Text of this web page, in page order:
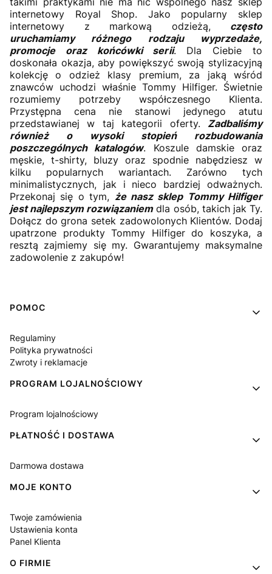
internetowy Royal Shop. Jako popularny sklep
internetowy z markową odzieżą, często
uruchamiamy różnego rodzaju wyprzedaże,
promocje oraz końcówki serii. Dla Ciebie to
doskonała okazja, aby powiększyć swoją stylizacyjną
kolekcję o odzież klasy premium, za jaką wśród
znawców uchodzi właśnie Tommy Hilfiger. Świetnie
rozumiemy potrzeby współczesnego Klienta.
Przystępna cena nie stanowi jedynego atutu
przedstawianej w taj kategorii oferty. Zadbaliśmy
również o wysoki stopień rozbudowania
poszczególnych katalogów. Koszule damskie oraz
męskie, t-shirty, bluzy oraz spodnie nabędziesz w
kilku popularnych wariantach. Zarówno tych
minimalistycznych, jak i nieco bardziej odważnych.
Przekonaj się o tym, że nasz sklep Tommy Hilfiger
jest najlepszym rozwiązaniemdla osób, takich jak Ty.
Dołącz do grona setek zadowolonych Klientów. Dodaj
upatrzone produkty Tommy Hilfiger do koszyka, a
resztą zajmiemy się my. Gwarantujemy maksymalne
zadowolenie z zakupów!
Linki w stopce
POMOC
Regulaminy
Polityka prywatności
Zwroty i reklamacje
PROGRAM LOJALNOŚCIOWY
Program lojalnościowy
PŁATNOŚĆ I DOSTAWA
Darmowa dostawa
MOJE KONTO
Twoje zamówienia
Ustawienia konta
Panel Klienta
O FIRMIE